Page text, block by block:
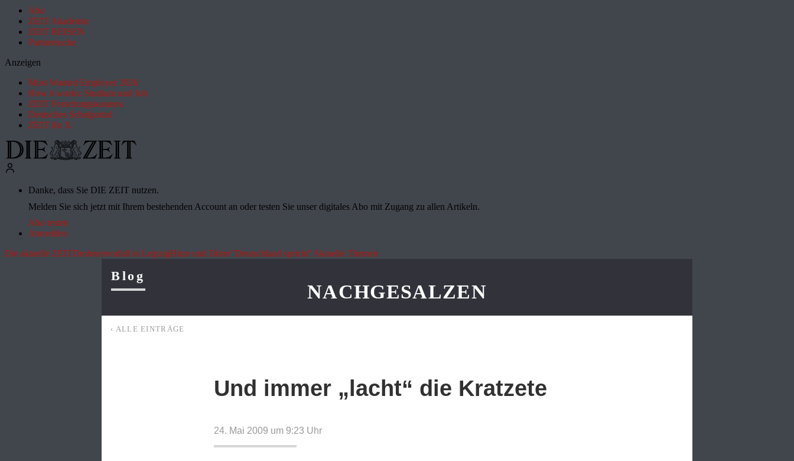
Abo
ZEIT Akademie
ZEIT REISEN
Partnersuche
Anzeigen
Most Wanted Employer 2026
How it works: Studium und Job
ZEIT Forschungskosmos
Deutsches Schulportal
ZEIT für X
Danke, dass Sie DIE ZEIT nutzen.
Melden Sie sich jetzt mit Ihrem bestehenden Account an oder testen Sie unser digitales Abo mit Zugang zu allen Artikeln.
Abo testen
Anmelden
Die aktuelle ZEITDrohnenvorfall in LeipzigHitze und Dürre"Deutschland spricht"Aktuelle Themen
Blog
NACHGESALZEN
‹ ALLE EINTRÄGE
Und immer „lacht“ die Kratzete
24. Mai 2009 um 9:23 Uhr